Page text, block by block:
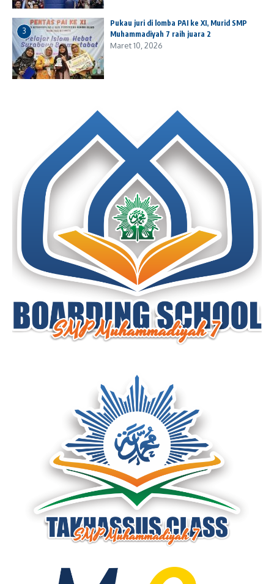
3
Pukau juri di lomba PAI ke XI, Murid SMP
Muhammadiyah 7 raih juara 2
Maret 10, 2026